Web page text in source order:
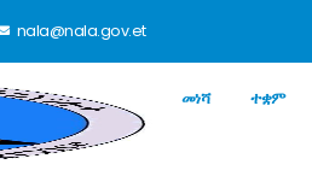
nala@nala.gov.et
መነሻ ተቋም